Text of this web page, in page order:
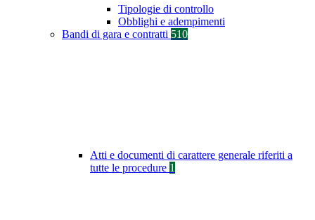
Tipologie di controllo
Obblighi e adempimenti
Bandi di gara e contratti 510
Atti e documenti di carattere generale riferiti a
tutte le procedure 1